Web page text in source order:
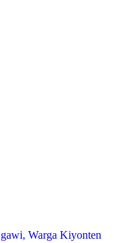
Warga Kiyonten